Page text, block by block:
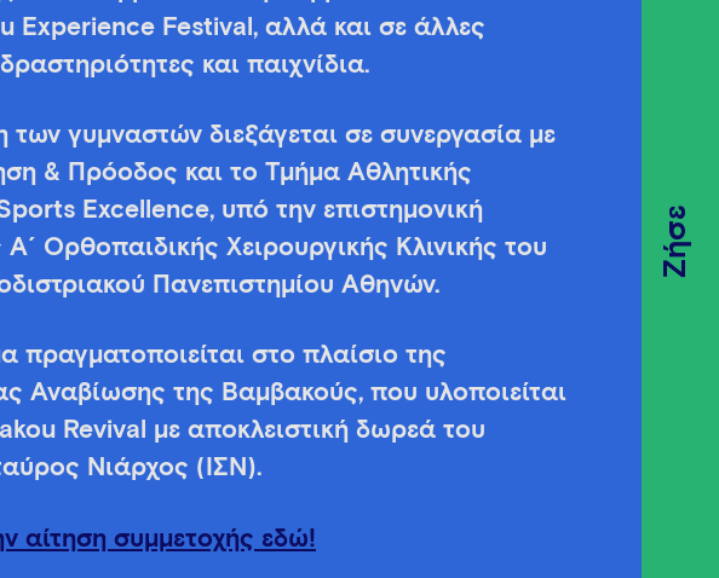
Ζήσε
Experience Festival, αλλά και σε άλλες
και παιχνίδια.
των γυμναστών διεξάγεται σε συνεργασία με
& Πρόοδος και το Τμήμα Αθλητικής
Excellence, υπό την επιστημονική
Α´ Ορθοπαιδικής Xειρουργικής Κλινικής του
Πανεπιστημίου Αθηνών.
πραγματοποιείται στο πλαίσιο της
Αναβίωσης της Βαμβακούς, που υλοποιείται
Revival με αποκλειστική δωρεά του
Νιάρχος (ΙΣΝ).
αίτηση συμμετοχής εδώ!